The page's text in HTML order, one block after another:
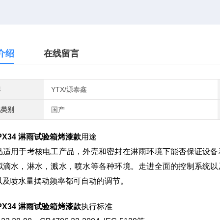
绍 在线留言
YTX/源泰鑫
别 国产
淋雨试验箱烤漆款用途
适用于考核电工产品，外壳和密封在淋雨环境下能否保证设
滴水，淋水，溅水，喷水等各种环境。走进全面的控制系统
及喷水量摆动频率都可自动的调节。
淋雨试验箱烤漆款执行标准